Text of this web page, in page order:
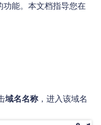
功能。本文档指导您在
域名名称 ，进入该域名